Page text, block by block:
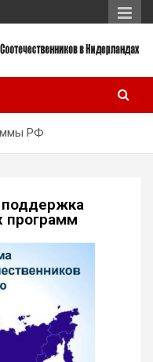
Совет
в
РФ
программ